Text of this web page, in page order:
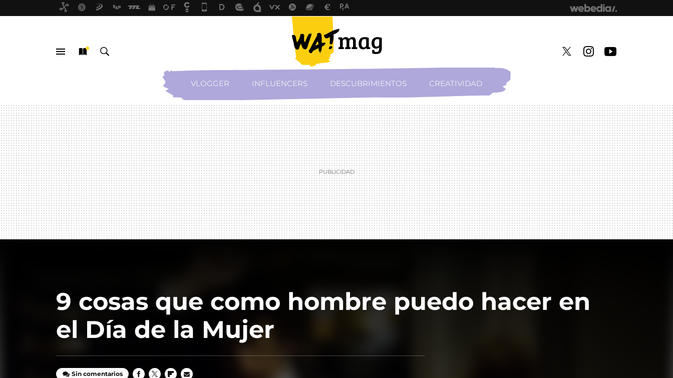
VLOGGER INFLUENCERS DESCUBRIMIENTOS CREATIVIDAD
9 cosas que como hombre puedo hacer en
el Día de la Mujer
Sin comentarios